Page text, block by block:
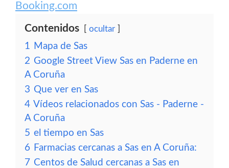
Booking.com
Contenidos ocultar
1 Mapa de Sas
2 Google Street View Sas en Paderne en
A Coruña
3 Que ver en Sas
4 Vídeos relacionados con Sas - Paderne -
A Coruña
5 el tiempo en Sas
6 Farmacias cercanas a Sas en A Coruña:
7 Centos de Salud cercanas a Sas en